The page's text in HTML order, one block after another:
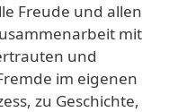
Freude und allen
mit
und
im eigenen
zu Geschichte,